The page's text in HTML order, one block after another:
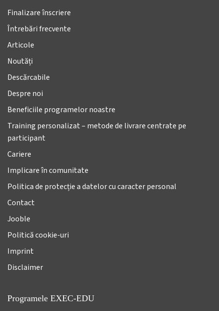
Finalizare înscriere
Întrebări frecvente
Articole
Noutăți
Descărcabile
Despre noi
Beneficiile programelor noastre
Training personalizat – metode de livrare centrate pe
participant
Cariere
Implicare în comunitate
Politica de protecție a datelor cu caracter personal
Contact
Jooble
Politică cookie-uri
Imprint
Disclaimer
Programele EXEC-EDU